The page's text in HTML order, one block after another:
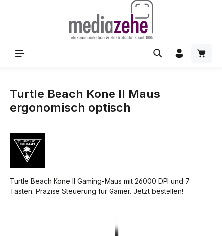
Turtle Beach Kone II Maus
ergonomisch optisch
Turtle Beach Kone II Gaming-Maus mit 26000 DPI und 7
Tasten. Präzise Steuerung für Gamer. Jetzt bestellen!